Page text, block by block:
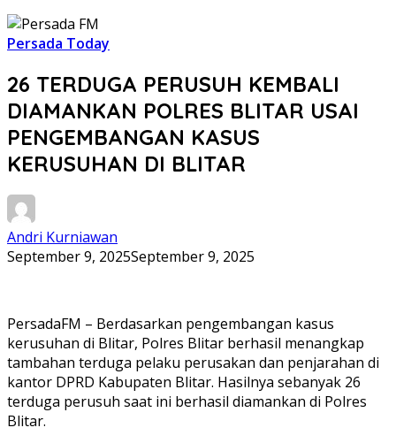
Persada Today
26 TERDUGA PERUSUH KEMBALI
DIAMANKAN POLRES BLITAR USAI
PENGEMBANGAN KASUS
KERUSUHAN DI BLITAR
Andri Kurniawan
September 9, 2025September 9, 2025
PersadaFM – Berdasarkan pengembangan kasus
kerusuhan di Blitar, Polres Blitar berhasil menangkap
tambahan terduga pelaku perusakan dan penjarahan di
kantor DPRD Kabupaten Blitar. Hasilnya sebanyak 26
terduga perusuh saat ini berhasil diamankan di Polres
Blitar.